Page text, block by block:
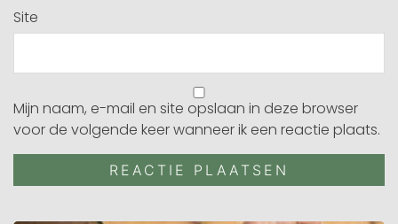
Site
Mijn naam, e-mail en site opslaan in deze browser
voor de volgende keer wanneer ik een reactie plaats.